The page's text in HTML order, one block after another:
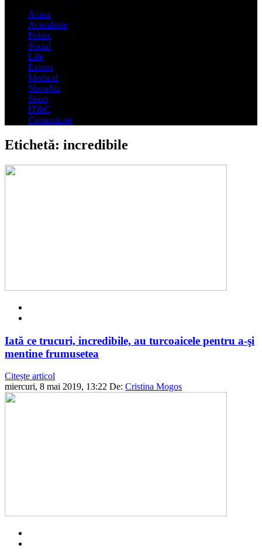
Acasa
Actualitate
Politic
Social
Life
Extern
Medical
Showbiz
Sport
IT&C
Comunicate
Etichetă: incredibile
Iată ce trucuri, incredibile, au turcoaicele pentru a-şi
mentine frumusetea
Citește articol
miercuri, 8 mai 2019, 13:22 De: Cristina Mogos